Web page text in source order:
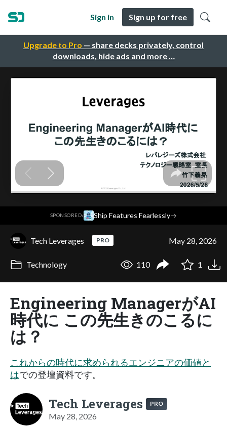
Upgrade to Pro — share decks privately, control
downloads, hide ads and more …
Sign in Sign up for free
SPONSORED· Ship Features Fearlessly→
Tech Leverages PRO May 28, 2026
Technology 110 1
Engineering ManagerがAI
時代に この先生きのこるに
は？
これからの時代に求められるエンジニアの価値と
はでの登壇資料です。
Tech Leverages PRO
May 28, 2026